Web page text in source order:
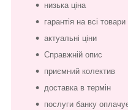
низька ціна
гарантія на всі товари
актуальні ціни
Справжній опис
приємний колектив
доставка в термін
послуги банку